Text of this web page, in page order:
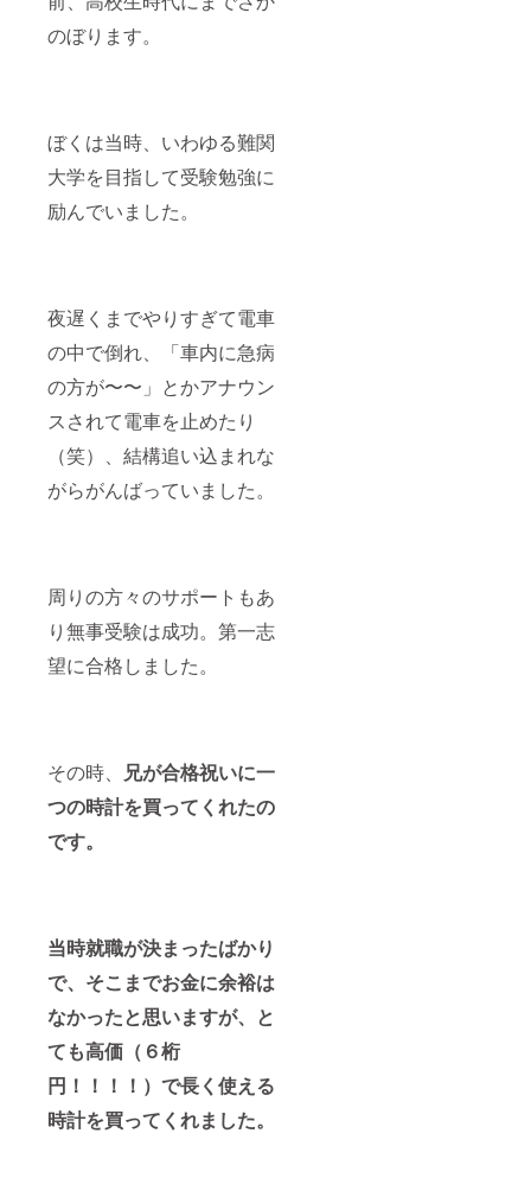
のぼります。
ぼくは当時、いわゆる難関
大学を目指して受験勉強に
励んでいました。
夜遅くまでやりすぎて電車
の中で倒れ、「車内に急病
の方が〜〜」とかアナウン
スされて電車を止めたり
（笑）、結構追い込まれな
がらがんばっていました。
周りの方々のサポートもあ
り無事受験は成功。第一志
望に合格しました。
その時、
兄が合格祝いに一
つの時計を買ってくれたの
です。
当時就職が決まったばかり
で、そこまでお金に余裕は
なかったと思いますが、と
ても高価（６桁
円！！！！）で長く使える
時計を買ってくれました。